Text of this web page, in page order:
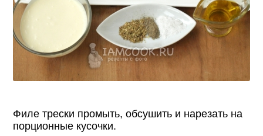
Филе трески промыть, обсушить и нарезать на
порционные кусочки.